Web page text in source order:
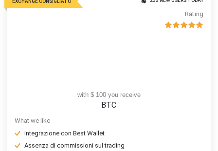
EXCHANGE CONSIGLIATO
Rating
with $ 100 you receive
BTC
What we like
Integrazione con Best Wallet
Assenza di commissioni sul trading